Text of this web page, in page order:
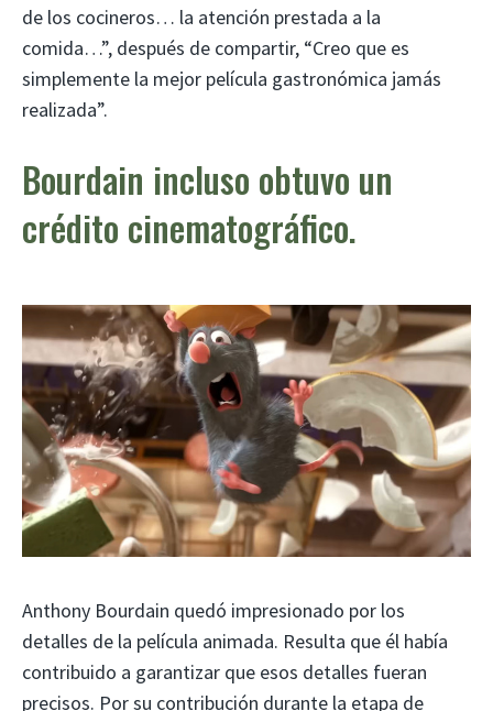
de los cocineros… la atención prestada a la
comida…”, después de compartir, “Creo que es
simplemente la mejor película gastronómica jamás
realizada”.
Bourdain incluso obtuvo un
crédito cinematográfico.
Anthony Bourdain quedó impresionado por los
detalles de la película animada. Resulta que él había
contribuido a garantizar que esos detalles fueran
precisos. Por su contribución durante la etapa de